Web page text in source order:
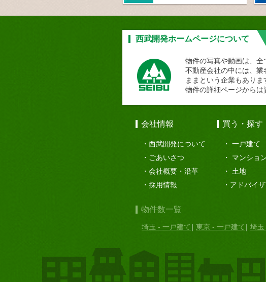
西武開発ホームページについて
物件の写真や動画は、
不動産会社の中には、
ままという企業もあり
物件の詳細ページから
会社情報
西武開発について
ごあいさつ
会社概要・沿革
採用情報
買う・探す
一戸建て
マンショ
土地
アドバイ
物件数一覧
埼玉 - 一戸建て 東京 - 一戸建て 埼玉